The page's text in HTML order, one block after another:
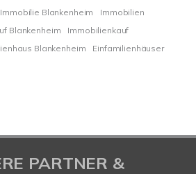
Immobilie Blankenheim
Immobilien
Blankenheim
Immobilienkauf
Blankenheim
Einfamilienhäuser
PARTNER &